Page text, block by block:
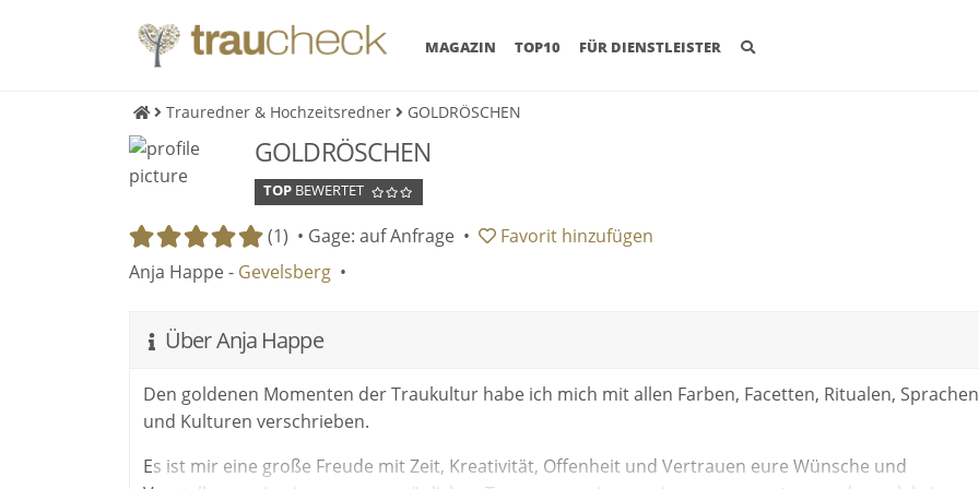
MAGAZIN (CURRENT)
TOP10 FÜR DIENSTLEISTER
Trauredner & Hochzeitsredner GOLDRÖSCHEN
GOLDRÖSCHEN
TOP BEWERTET
(1) • Gage: auf Anfrage • Favorit hinzufügen
Anja Happe - Gevelsberg •
Über Anja Happe
Den goldenen Momenten der Traukultur habe ich mich mit allen Farben, Facetten, Ritualen, Sprachen
und Kulturen verschrieben.
Es ist mir eine große Freude mit Zeit, Kreativität, Offenheit und Vertrauen eure Wünsche und